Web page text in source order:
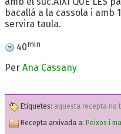
bacallá a la cassola i amb
servira taula.
40min
Per Ana Cassany
Etiquetes: aquesta recepta no
Recepta arxivada a: Peixos i